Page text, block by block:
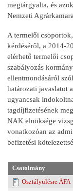
megtárgyalta, és
Nemzeti
A termelői
kérdéséről, a 2014-
elérhető termelői
szabályozás
ellentmondásáról
határozati javaslatot
ugyancsak
tagdíjfizetésének
NAK elnöksége
vonatkozóan az
befizetési
Csatolmány
Osztályülésre ÁFA